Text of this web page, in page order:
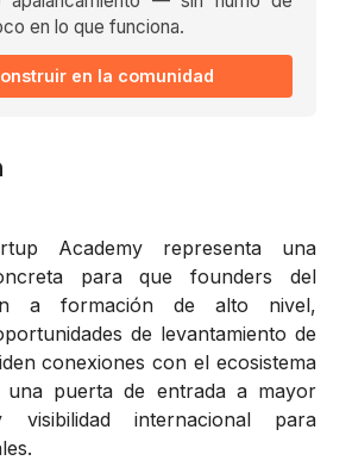
en lo que funciona.
en la comunidad
Academy representa una
para que founders del
a formación de alto nivel,
de levantamiento de
conexiones con el ecosistema
una puerta de entrada a mayor
visibilidad internacional para